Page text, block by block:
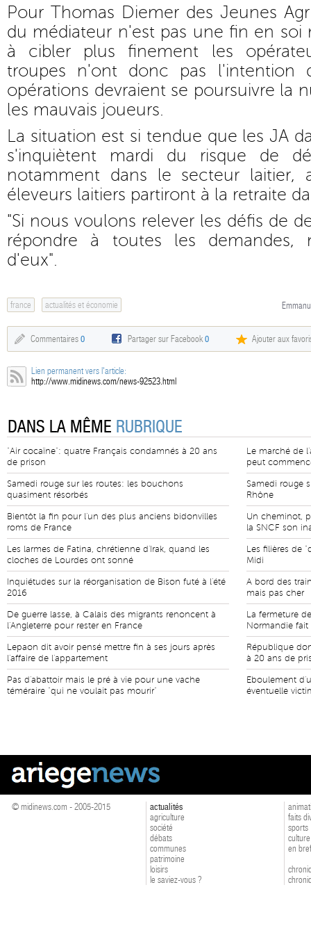
Pour Thomas Diemer des Jeunes
du médiateur n'est pas une fin en soi
à cibler plus finement les
troupes n'ont donc pas l'intention
opérations devraient se poursuivre la
les mauvais joueurs.
La situation est si tendue que les JA
s'inquiètent mardi du risque de
notamment dans le secteur laitier,
éleveurs laitiers partiront à la retraite
"Si nous voulons relever les défis de
répondre à toutes les demandes,
d'eux".
france actualités et économie
Commentaires 0 Partager sur Facebook0 Ajouter aux
Lien permanent vers l'article:
http://www.midinews.com/news-92523.html
DANS LA MÊME RUBRIQUE
"Air cocaïne": quatre Français condamnés à 20 ans
de prison
Samedi rouge sur les routes: les bouchons
quasiment résorbés
Bientôt la fin pour l'un des plus anciens bidonvilles
roms de France
Les larmes de Fatina, chrétienne d'Irak, quand les
cloches de Lourdes ont sonné
Inquiétudes sur la réorganisation de Bison futé à l'été
2016
De guerre lasse, à Calais des migrants renoncent à
l'Angleterre pour rester en France
Lepaon dit avoir pensé mettre fin à ses jours après
l'affaire de l'appartement
Pas d'abattoir mais le pré à vie pour une vache
téméraire "qui ne voulait pas mourir"
Le marché de
peut
Samedi rouge
Rhône
Un cheminot,
la SNCF son
Les filières de
Midi
A bord des
mais pas cher
La fermeture
Normandie
République
à 20 ans de
Eboulement
éventuelle
© midinews.com - 2005-2015
actualités
agriculture
société
débats
communes
patrimoine
loisirs
le saviez-vous ?
faits
sports
culture
en bref